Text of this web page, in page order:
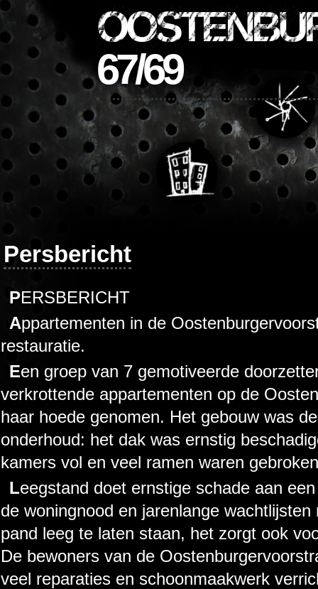
67/69
Persbericht
PERSBERICHT
Appartementen in de Oostenburgervoorstraat 67/69 in gebruik en in
restauratie.
Een groep van 7 gemotiveerde doorzetters heeft begin november de
verkrottende appartementen op de
haar hoede genomen. Het gebouw was
onderhoud: het dak was ernstig
kamers vol en veel ramen waren
Leegstand doet ernstige schade aan een pand en aan de buurt. Het is met
de woningnood en jarenlange
pand leeg te laten staan, het zorgt ook
De bewoners van de
veel reparaties en schoonmaakwerk